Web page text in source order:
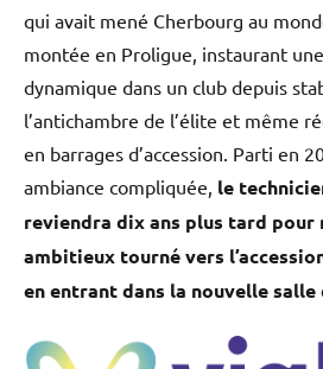
qui avait mené Cherbourg au
montée en Proligue, instaurant
dynamique dans un club depuis
l’antichambre de l’élite et même
en barrages d’accession. Parti en
ambiance compliquée, le
reviendra dix ans plus tard pour
ambitieux tourné vers
en entrant dans la nouvelle salle